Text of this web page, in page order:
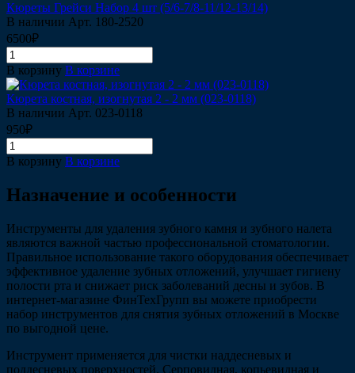
Кюреты Грейси Набор 4 шт (5/6-7/8-11/12-13/14)
В наличии Арт. 180-2520
6500₽
В корзину В корзине
Кюрета костная, изогнутая 2 - 2 мм (023-0118)
В наличии Арт. 023-0118
950₽
В корзину В корзине
Назначение и особенности
Инструменты для удаления зубного камня и зубного налета
являются важной частью профессиональной стоматологии.
Правильное использование такого оборудования обеспечивает
эффективное удаление зубных отложений, улучшает гигиену
полости рта и снижает риск заболеваний десны и зубов. В
интернет-магазине ФинТехГрупп вы можете приобрести
набор инструментов для снятия зубных отложений в Москве
по выгодной цене.
Инструмент применяется для чистки наддесневых и
поддесневых поверхностей. Серповидная, копьевидная и